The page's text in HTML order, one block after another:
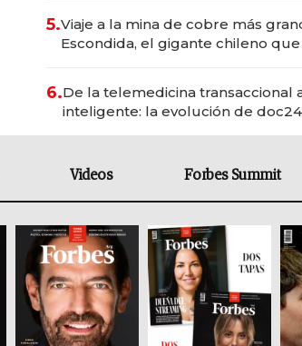
5.Viaje a la mina de cobre más
Escondida, el gigante chileno que
6.De la telemedicina transaccional
inteligente: la evolución de
Videos Forbes Summit